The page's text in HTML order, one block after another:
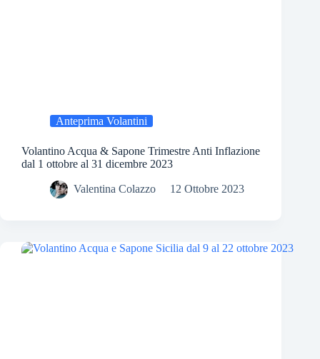
Anteprima Volantini
Volantino Acqua & Sapone Trimestre Anti Inflazione
dal 1 ottobre al 31 dicembre 2023
Valentina Colazzo 12 Ottobre 2023